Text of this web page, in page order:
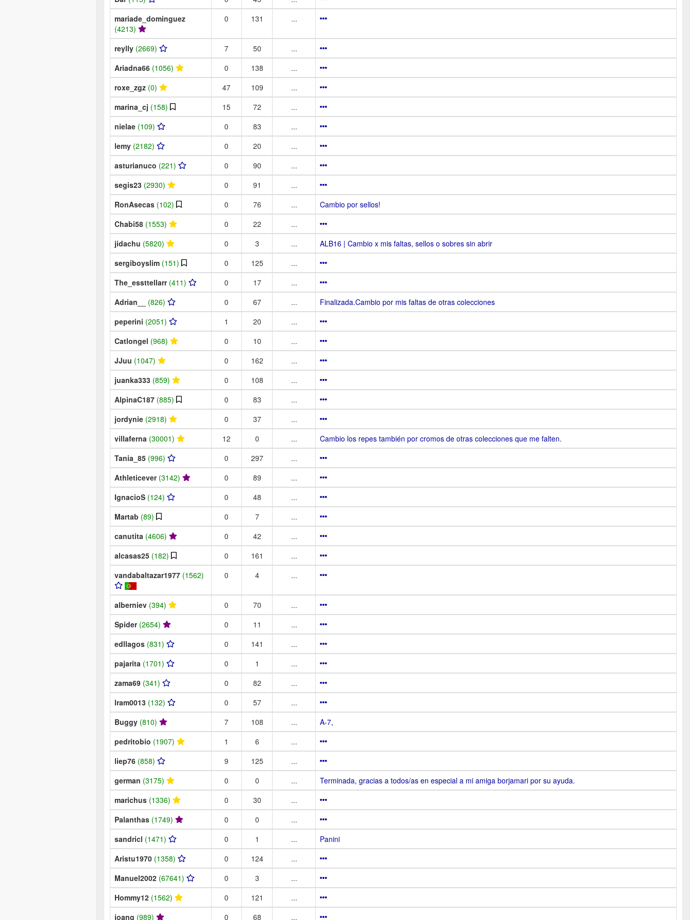
mariade_dominguez
(4213)
0 131 ...
reylly (2669) 7 50
...
Ariadna66 (1056) 0 138
...
roxe_zgz (0) 47 109
...
marina_cj (158) 15 72
...
nielae (109) 0 83
...
lemy (2182) 0 20
...
asturianuco (221) 0 90
...
segis23 (2930) 0 91
...
RonAsecas (102) 0 76 ...
Cambio por sellos!
Chabi58 (1553) 0 22
...
jidachu (5820) 0 3 ...
ALB16 | Cambio x mis faltas, sellos o sobres sin abrir
sergiboyslim (151) 0 125
...
The_essttellarr (411) 0 17
...
Adrian__ (826) 0 67 ...
Finalizada.Cambio por mis faltas de otras colecciones
peperini (2051) 1 20
...
Catlongel (968) 0 10
...
JJuu (1047) 0 162
...
juanka333 (859) 0 108
...
AlpinaC187 (885) 0 83
...
jordynie (2918) 0 37
...
villaferna (30001) 12 0 ...
Cambio los repes también por cromos de otras colecciones que me falten.
Tania_85 (996) 0 297
...
Athleticever (3142) 0 89
...
IgnacioS (124) 0 48
...
Martab (89) 0 7
...
canutita (4606) 0 42
...
alcasas25 (182) 0 161
...
vandabaltazar1977 (1562) 0 4 ...
alberniev (394) 0 70
...
Spider (2654) 0 11
...
edllagos (831) 0 141
...
pajarita (1701) 0 1
...
zama69 (341) 0 82
...
lram0013 (132) 0 57
...
Buggy (810) 7 108 ...
A-7,
pedritobio (1907) 1 6
...
liep76 (858) 9 125
...
german (3175) 0 0 ...
Terminada, gracias a todos/as en especial a mi amiga borjamari por su ayuda.
marichus (1336) 0 30
...
Palanthas (1749) 0 0
...
sandricl (1471) 0 1 ...
Panini
Aristu1970 (1358) 0 124
...
Manuel2002 (67641) 0 3
...
Hommy12 (1562) 0 121
...
joanq (989) 0 68 ...